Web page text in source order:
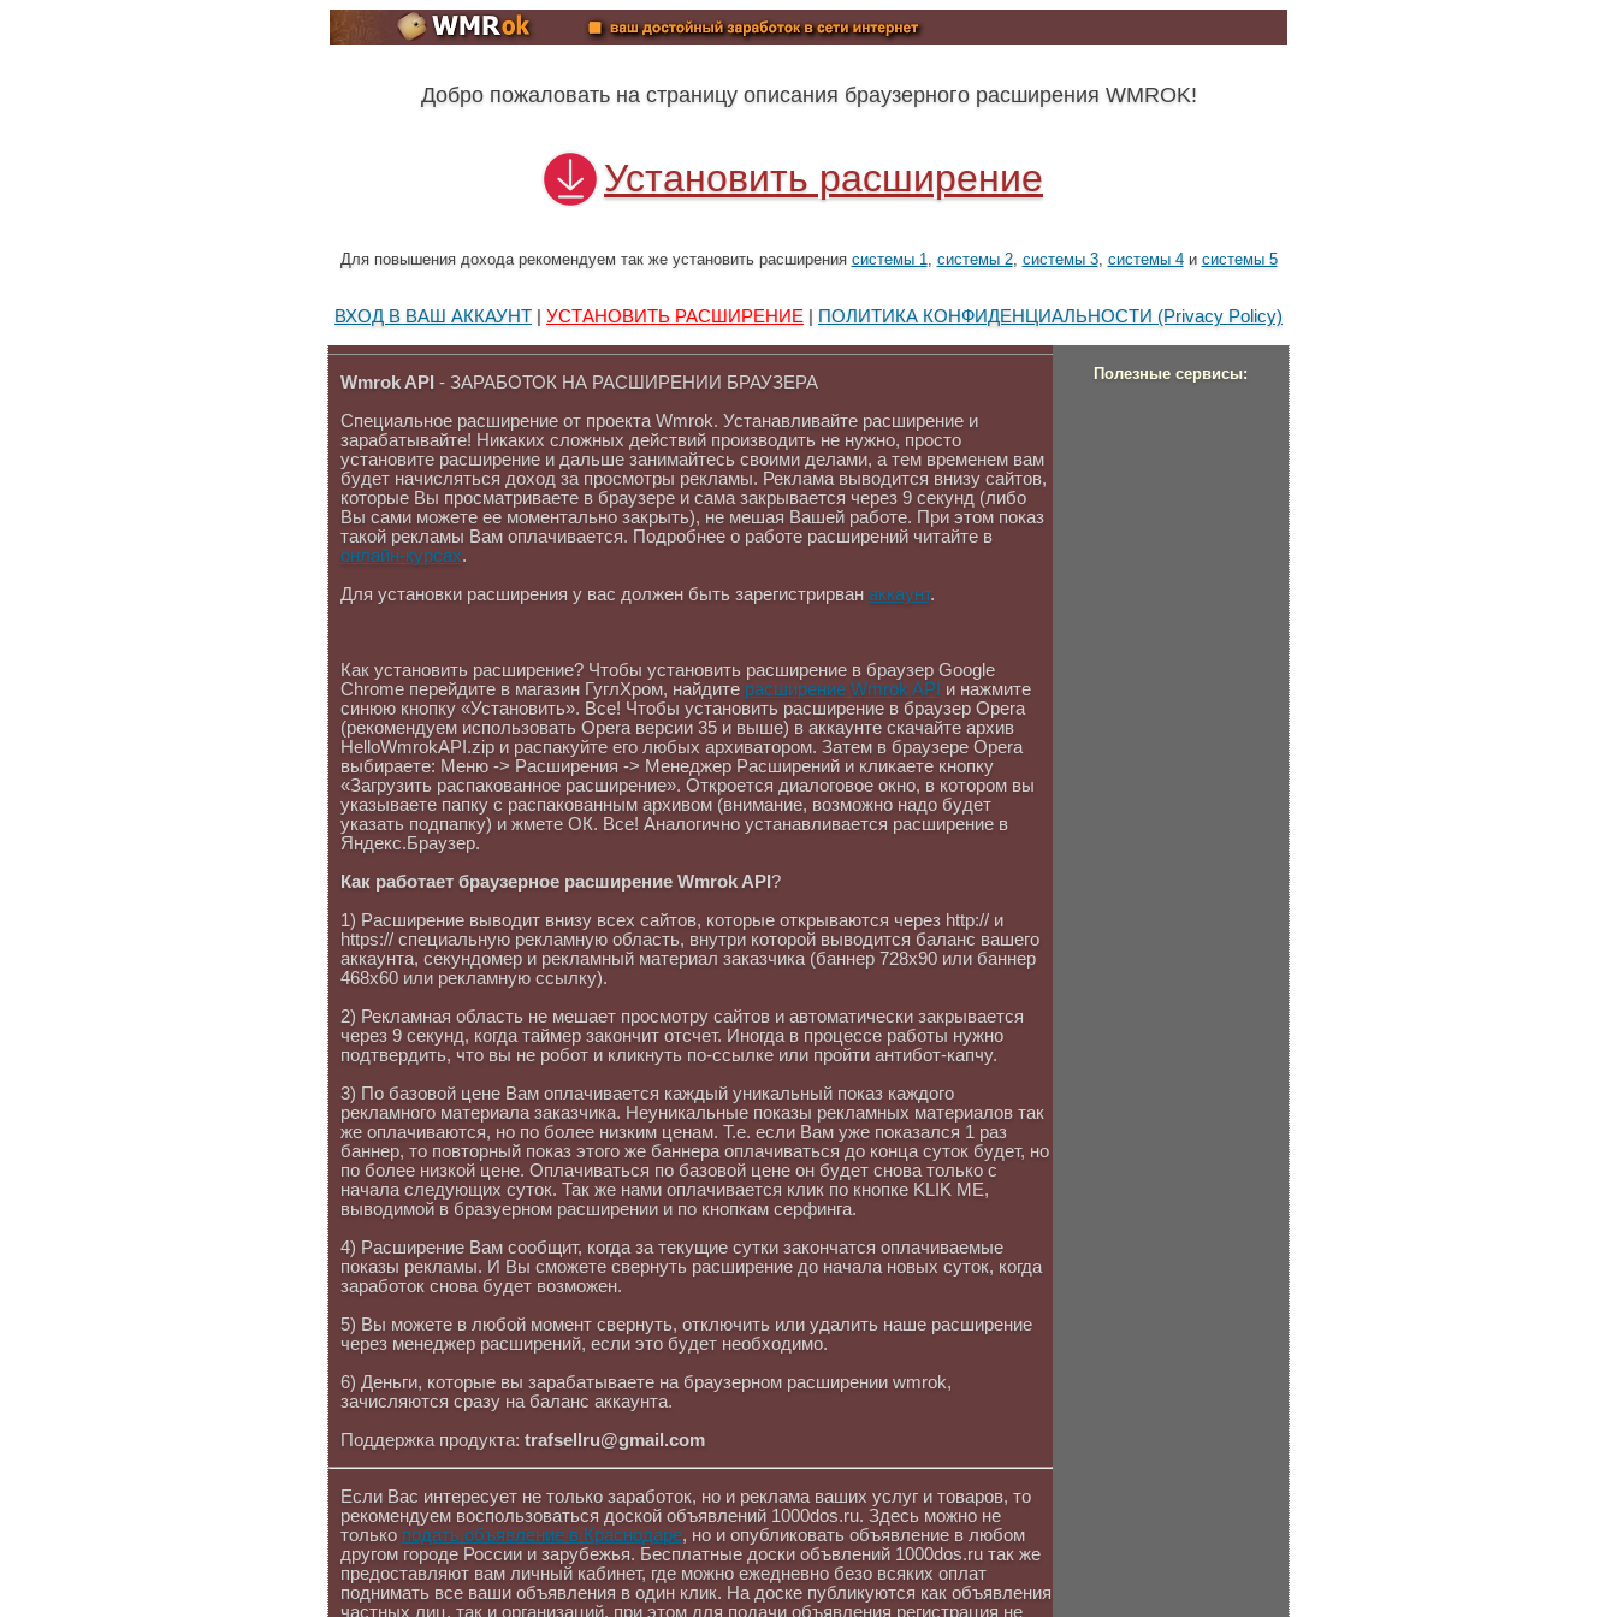
Добро пожаловать на страницу описания браузерного расширения WMROK!
Установить расширение
Для повышения дохода рекомендуем так же установить расширения системы 1, системы 2, системы 3, системы 4и системы 5
ВХОД В ВАШ АККАУНТ УСТАНОВИТЬ РАСШИРЕНИЕ ПОЛИТИКА КОНФИДЕНЦИАЛЬНОСТИ (Privacy Policy)
Wmrok API - ЗАРАБОТОК НА РАСШИРЕНИИ БРАУЗЕРА
Специальное расширение от проекта Wmrok. Устанавливайте расширение и
зарабатывайте! Никаких сложных действий производить не нужно, просто
установите расширение и дальше занимайтесь своими делами, а тем временем вам
будет начисляться доход за просмотры рекламы. Реклама выводится внизу сайтов,
которые Вы просматриваете в браузере и сама закрывается через 9 секунд (либо
Вы сами можете ее моментально закрыть), не мешая Вашей работе. При этом показ
такой рекламы Вам оплачивается. Подробнее о работе расширений читайте в
онлайн-курсах.
Для установки расширения у вас должен быть зарегистрирван аккаунт.
Как установить расширение? Чтобы установить расширение в браузер Google
Chrome перейдите в магазин ГуглХром, найдите расширение Wmrok API
и нажмите
синюю кнопку «Установить». Все! Чтобы установить расширение в браузер Opera
(рекомендуем использовать Opera версии 35 и выше) в аккаунте скачайте архив
HelloWmrokAPI.zip и распакуйте его любых архиватором. Затем в браузере Opera
выбираете: Меню -> Расширения -> Менеджер Расширений и кликаете кнопку
«Загрузить распакованное расширение». Откроется диалоговое окно, в котором вы
указываете папку с распакованным архивом (внимание, возможно надо будет
указать подпапку) и жмете ОК. Все! Аналогично устанавливается расширение в
Яндекс.Браузер.
Как работает браузерное расширение Wmrok API ?
1) Расширение выводит внизу всех сайтов, которые открываются через http:// и
https:// специальную рекламную область, внутри которой выводится баланс вашего
аккаунта, секундомер и рекламный материал заказчика (баннер 728x90 или баннер
468x60 или рекламную ссылку).
2) Рекламная область не мешает просмотру сайтов и автоматически закрывается
через 9 секунд, когда таймер закончит отсчет. Иногда в процессе работы нужно
подтвердить, что вы не робот и кликнуть по-ссылке или пройти антибот-капчу.
3) По базовой цене Вам оплачивается каждый уникальный показ каждого
рекламного материала заказчика. Неуникальные показы рекламных материалов так
же оплачиваются, но по более низким ценам. Т.е. если Вам уже показался 1 раз
баннер, то повторный показ этого же баннера оплачиваться до конца суток будет, но
по более низкой цене. Оплачиваться по базовой цене он будет снова только с
начала следующих суток. Так же нами оплачивается клик по кнопке KLIK ME,
выводимой в бразуерном расширении и по кнопкам серфинга.
4) Расширение Вам сообщит, когда за текущие сутки закончатся оплачиваемые
показы рекламы. И Вы сможете свернуть расширение до начала новых суток, когда
заработок снова будет возможен.
5) Вы можете в любой момент свернуть, отключить или удалить наше расширение
через менеджер расширений, если это будет необходимо.
6) Деньги, которые вы зарабатываете на браузерном расширении wmrok,
зачисляются сразу на баланс аккаунта.
Поддержка продукта: trafsellru@gmail.com
Если Вас интересует не только заработок, но и реклама ваших услуг и товаров, то
рекомендуем воспользоваться доской объявлений 1000dos.ru. Здесь можно не
только подать объявление в Краснодаре, но и опубликовать объявление в любом
другом городе России и зарубежья. Бесплатные доски объвлений 1000dos.ru так же
предоставляют вам личный кабинет, где можно ежедневно безо всяких оплат
поднимать все ваши объявления в один клик. На доске публикуются как объявления
частных лиц, так и организаций, при этом для подачи объявления регистрация не
Полезные сервисы: